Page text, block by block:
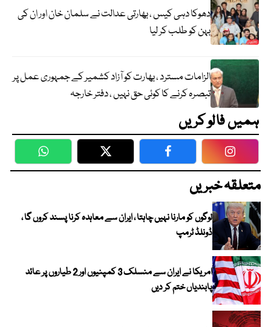
دھوکا دہی کیس ، بھارتی عدالت نے سلمان خان اور ان کی
بہن کو طلب کر لیا
الزامات مسترد ، بھارت کو آزاد کشمیر کے جمہوری عمل پر
تبصرہ کرنے کا کوئی حق نہیں ، دفتر خارجہ
ہمیں فالو کریں
WhatsApp Twitter Facebook
متعلقہ خبریں
لوگوں کو مارنا نہیں چاہتا ، ایران سے معاہدہ کرنا پسند کروں گا ،
ڈونلڈ ٹرمپ
امریکا نے ایران سے منسلک 3 کمپنیوں اور 2 طیاروں پر عائد
پابندیاں ختم کر دیں